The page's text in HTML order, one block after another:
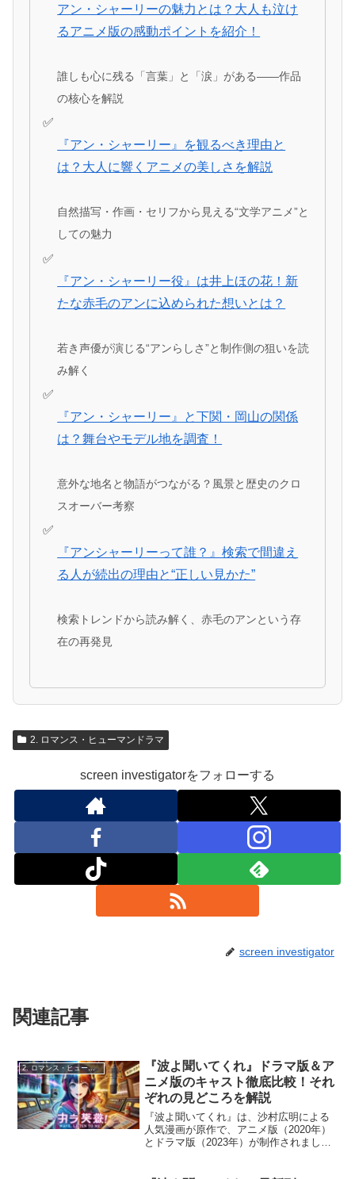
アン・シャーリーの魅力とは？大人も泣け
るアニメ版の感動ポイントを紹介！
誰しも心に残る「言葉」と「涙」がある――作品
の核心を解説
『アン・シャーリー』を観るべき理由と
は？大人に響くアニメの美しさを解説
自然描写・作画・セリフから見える“文学アニメ”と
しての魅力
『アン・シャーリー役』は井上ほの花！新
たな赤毛のアンに込められた想いとは？
若き声優が演じる“アンらしさ”と制作側の狙いを読
み解く
『アン・シャーリー』と下関・岡山の関係
は？舞台やモデル地を調査！
意外な地名と物語がつながる？風景と歴史のクロ
スオーバー考察
『アンシャーリーって誰？』検索で間違え
る人が続出の理由と“正しい見かた”
検索トレンドから読み解く、赤毛のアンという存
在の再発見
2. ロマンス・ヒューマンドラマ
screen investigatorをフォローする
screen investigator
関連記事
2. ロマンス・ヒューマンドラマ
『波よ聞いてくれ』ドラマ版＆ア
ニメ版のキャスト徹底比較！それ
ぞれの見どころを解説
『波よ聞いてくれ』は、沙村広明による
人気漫画が原作で、アニメ版（2020年）
とドラマ版（2023年）が制作されまし